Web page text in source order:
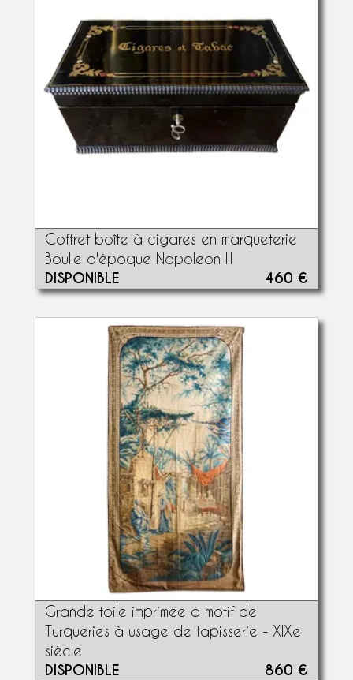
Coffret boîte à cigares en marqueterie
Boulle d'époque Napoleon III
DISPONIBLE 460 €
Grande toile imprimée à motif de
Turqueries à usage de tapisserie - XIXe
siècle
DISPONIBLE 860 €